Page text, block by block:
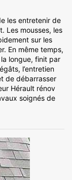
les entretenir de
Les mousses, les
sur les
En même temps,
longue, finit par
l’entretien
de débarrasser
Hérault rénov
soignés de